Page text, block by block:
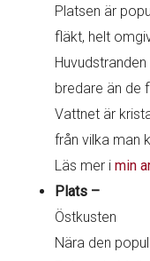
Platsen är
fläkt, helt
bredare än de
Vattnet är
från vilka man
Läs mer imin
Plats –
Östkusten
Nära den